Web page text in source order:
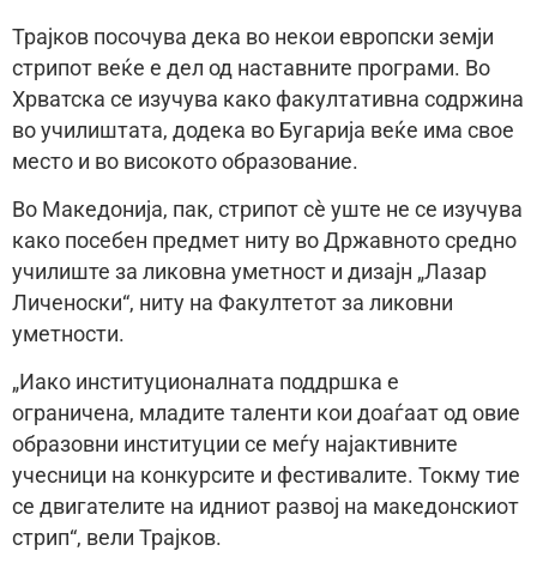
Трајков посочува дека во некои европски земји
стрипот веќе е дел од наставните програми. Во
Хрватска се изучува како факултативна содржина
во училиштата, додека во Бугарија веќе има свое
место и во високото образование.
Во Македонија, пак, стрипот сè уште не се изучува
како посебен предмет ниту во Државното средно
училиште за ликовна уметност и дизајн „Лазар
Личеноски“, ниту на Факултетот за ликовни
уметности.
„Иако институционалната поддршка е
ограничена, младите таленти кои доаѓаат од овие
образовни институции се меѓу најактивните
учесници на конкурсите и фестивалите. Токму тие
се двигателите на идниот развој на македонскиот
стрип“, вели Трајков.